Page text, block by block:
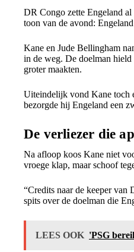
DR Congo zette Engeland al
toon van de avond:
Kane en Jude Bellingham
in de weg. De doelman
groter maakten.
Uiteindelijk vond Kane toch
bezorgde hij Engeland een
De verliezer die
Na afloop koos Kane niet
vroege klap, maar schoof
“Credits naar de keeper van
spits over de doelman die
LEES OOK 'PSG